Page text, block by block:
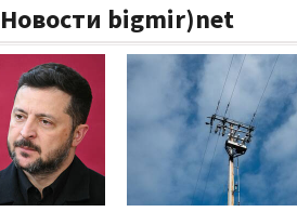
bigmir)net